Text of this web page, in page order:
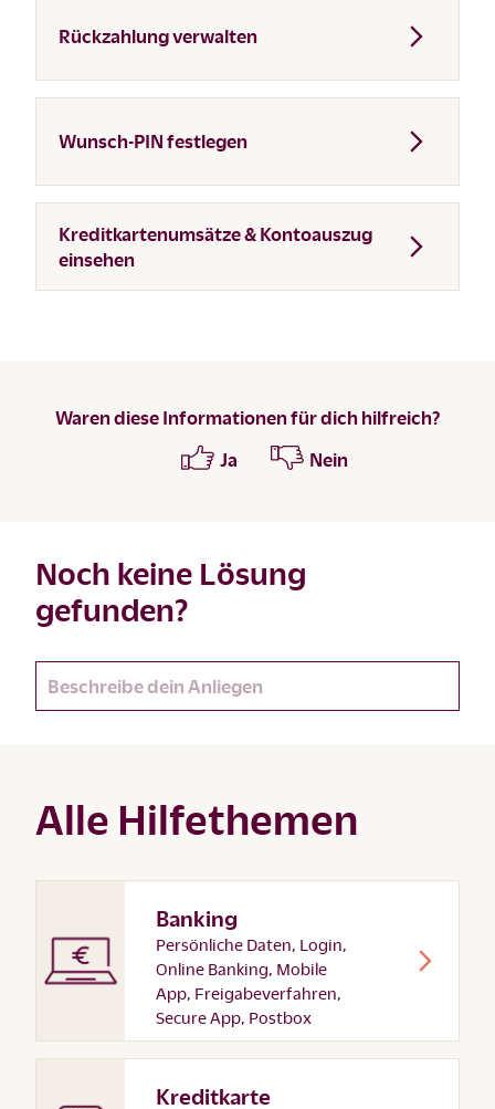
Rückzahlung verwalten
Wunsch-PIN festlegen
Kreditkartenumsätze & Kontoauszug
einsehen
Waren diese Informationen für dich hilfreich?
Ja
Nein
Noch keine Lösung
gefunden?
Alle Hilfethemen
Banking
Persönliche Daten, Login,
Online Banking, Mobile
App, Freigabeverfahren,
Secure App, Postbox
Kreditkarte